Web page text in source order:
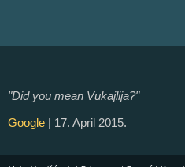
"Did you mean Vukajlija?"
Google | 17. April 2015.